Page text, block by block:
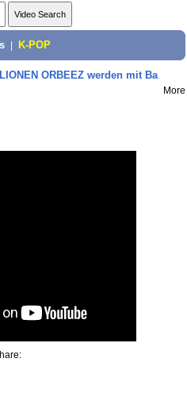
K-POP
ORBEEZ werden mit Ba
More